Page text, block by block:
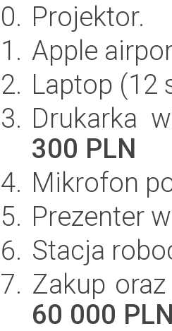
Projektor.
Apple
Laptop (12
Drukarka
300 PLN
Mikrofon
Prezenter
Stacja
Zakup
60 000 PLN